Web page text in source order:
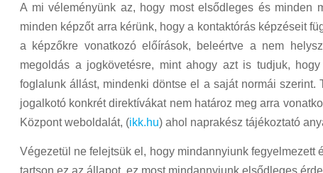
A mi véleményünk az, hogy most elsődleges és minden
minden képzőt arra kérünk, hogy a kontaktórás képzéseit
a képzőkre vonatkozó előírások, beleértve a nem
megoldás a jogkövetésre, mint ahogy azt is tudjuk,
foglalunk állást, mindenki döntse el a saját normái
jogalkotó konkrét direktívákat nem határoz meg arra
Központ weboldalát, (ikk.hu) ahol naprakész tájékoztató
Végezetül ne felejtsük el, hogy mindannyiunk
tartson ez az állapot, ez most mindannyiunk elsődleges